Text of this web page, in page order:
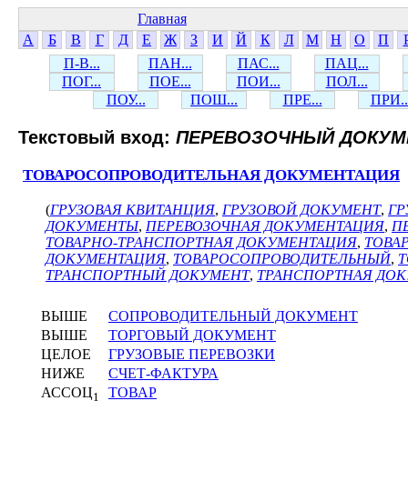
Главная
А
Б В Г Д Е Ж З И Й К Л М Н О П
П-В...
ПАН... ПАС...
ПАЦ...
ПОГ...
ПОЕ... ПОИ...
ПОЛ...
ПОУ...
ПОШ... ПРЕ...
Текстовый вход: ПЕРЕВОЗОЧНЫЙ
ТОВАРОСОПРОВОДИТЕЛЬНАЯ ДОКУМЕНТАЦИЯ
(ГРУЗОВАЯ КВИТАНЦИЯ, ГРУЗОВОЙ ДОКУМЕНТ,
ДОКУМЕНТЫ, ПЕРЕВОЗОЧНАЯ ДОКУМЕНТАЦИЯ,
ТОВАРНО-ТРАНСПОРТНАЯ ДОКУМЕНТАЦИЯ,
ДОКУМЕНТАЦИЯ, ТОВАРОСОПРОВОДИТЕЛЬНЫЙ,
ТРАНСПОРТНЫЙ ДОКУМЕНТ, ТРАНСПОРТНАЯ
ВЫШЕ
СОПРОВОДИТЕЛЬНЫЙ ДОКУМЕНТ
ВЫШЕ
ТОРГОВЫЙ ДОКУМЕНТ
ЦЕЛОЕ
ГРУЗОВЫЕ ПЕРЕВОЗКИ
НИЖЕ
СЧЕТ-ФАКТУРА
АССОЦ1 ТОВАР